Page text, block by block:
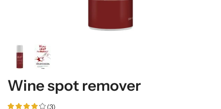
Wine spot remover
(3)